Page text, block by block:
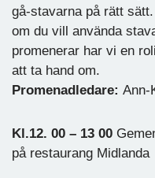
gå-stavarna på rätt
om du vill använda
promenerar har vi en
att ta hand om.
Promenadledare: Ann-
Kl.12. 00 – 13 00
på restaurang Midlanda